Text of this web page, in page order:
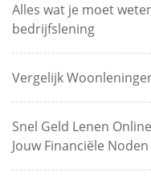
Alles wat je moet
bedrijfslening
Vergelijk
Snel Geld Lenen
Jouw Financiële Noden